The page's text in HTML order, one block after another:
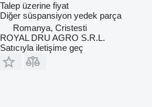
Talep üzerine fiyat
Diğer süspansiyon yedek parça
Romanya, Cristesti
ROYAL DRU AGRO S.R.L.
Satıcıyla iletişime geç